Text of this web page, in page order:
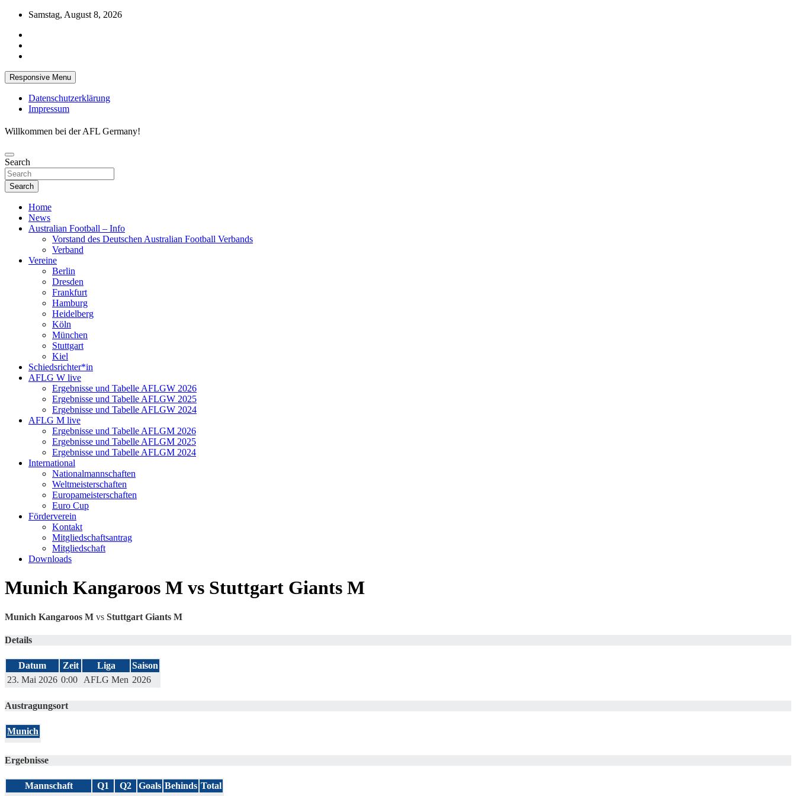
Skip
content
Samstag, August 8, 2026
Responsive Menu
Datenschutzerklärung
Impressum
Willkommen bei der AFL Germany!
Search
Search
Home
News
Australian Football – Info
Vorstand des Deutschen Australian Football Verbands
Verband
Vereine
Berlin
Dresden
Frankfurt
Hamburg
Heidelberg
Köln
München
Stuttgart
Kiel
Schiedsrichter*in
AFLG W live
Ergebnisse und Tabelle AFLGW 2026
Ergebnisse und Tabelle AFLGW 2025
Ergebnisse und Tabelle AFLGW 2024
AFLG M live
Ergebnisse und Tabelle AFLGM 2026
Ergebnisse und Tabelle AFLGM 2025
Ergebnisse und Tabelle AFLGM 2024
International
Nationalmannschaften
Weltmeisterschaften
Europameisterschaften
Euro Cup
Förderverein
Kontakt
Mitgliedschaftsantrag
Mitgliedschaft
Downloads
Munich Kangaroos M vs Stuttgart Giants M
Munich Kangaroos M vs Stuttgart Giants M
Details
Datum Zeit Liga
Saison
23. Mai 2026 0:00 AFLG Men 2026
Austragungsort
Munich
Ergebnisse
Mannschaft Q1 Q2 Goals Behinds Total